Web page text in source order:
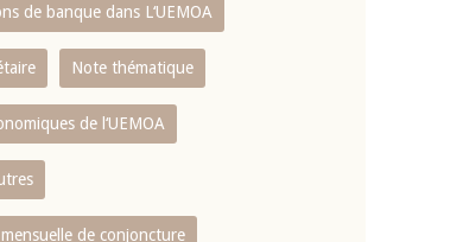
de banque dans L‘UEMOA
Note thématique
de l‘UEMOA
de conjoncture